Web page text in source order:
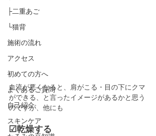
├二重あご
└猫背
施術の流れ
アクセス
初めての方へ
よくあるご質問
自己紹介
スキンケア
血流が悪くなると、肩がこる・目の下にクマ
ができる、と言ったイメージがあるかと思う
のですが、他にも
☑︎乾燥する